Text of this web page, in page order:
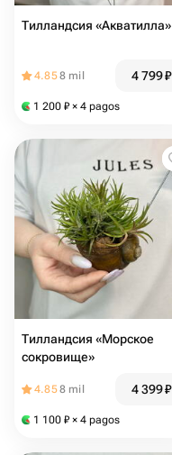
Тилландсия «Акватилла»
4.858 mil 4 799₽
1 200 ₽ × 4 pagos
Тилландсия «Морское
сокровище»
4.858 mil 4 399₽
1 100 ₽ × 4 pagos